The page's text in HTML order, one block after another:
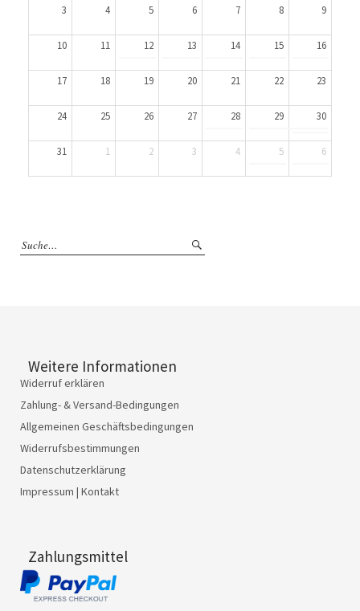
3 4 5 6 7 8 9
10 11 12 13 14 15 16
17 18 19 20 21 22 23
24 25 26 27 28 29 30
31 1 2 3 4 5 6
Weitere Informationen
Widerruf erklären
Zahlung- & Versand-Bedingungen
Allgemeinen Geschäftsbedingungen
Widerrufsbestimmungen
Datenschutzerklärung
Impressum | Kontakt
Zahlungsmittel